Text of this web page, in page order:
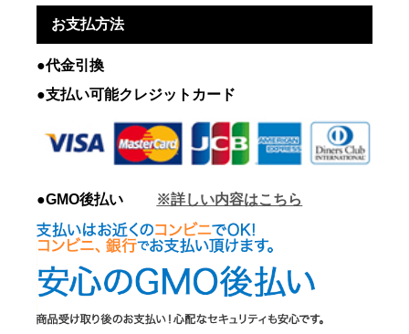
お支払方法
●代金引換
●支払い可能クレジットカード
●GMO後払い ※詳しい内容はこちら